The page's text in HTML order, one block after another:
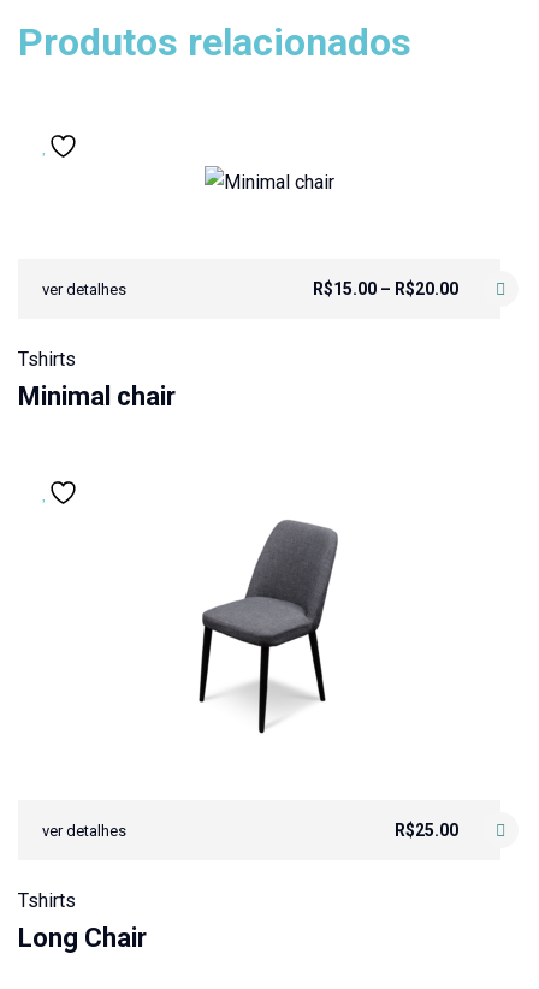
Produtos relacionados
ver detalhes R$15.00 – R$20.00
Tshirts
Minimal chair
ver detalhes R$25.00
Tshirts
Long Chair